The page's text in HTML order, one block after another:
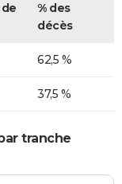
% des
décès
62,5 %
37,5 %
tranche